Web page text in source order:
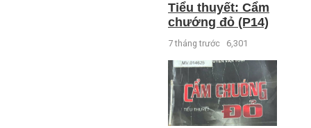
Tiểu thuyết: Cẩm
chướng đỏ (P14)
7 tháng trước 6,301